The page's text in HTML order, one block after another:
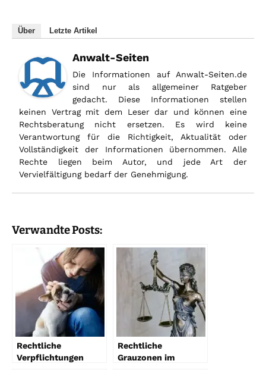
Über Letzte Artikel
Anwalt-Seiten
Die Informationen auf Anwalt-Seiten.de
sind nur als allgemeiner Ratgeber
gedacht. Diese Informationen stellen
keinen Vertrag mit dem Leser dar und können eine
Rechtsberatung nicht ersetzen. Es wird keine
Verantwortung für die Richtigkeit, Aktualität oder
Vollständigkeit der Informationen übernommen. Alle
Rechte liegen beim Autor, und jede Art der
Vervielfältigung bedarf der Genehmigung.
Verwandte Posts:
Rechtliche
Verpflichtungen
Rechtliche
Grauzonen im